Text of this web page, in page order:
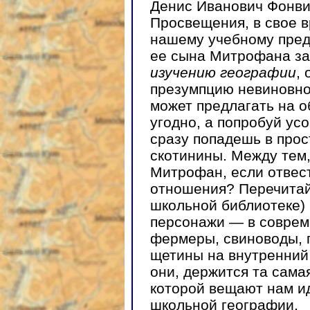
Денис Иванович
Просвещения, в свое
нашему учебному
ее сына Митрофана
изучению географии,
презумпцию
может предлагать на
угодно, а попробуй
сразу попадешь в
скотинины. Между
Митрофан, если
отношения?
школьной
персонажи — в
фермеры, свиноводы,
щетины на
они, держится та
которой вещают нам
школьной географии.